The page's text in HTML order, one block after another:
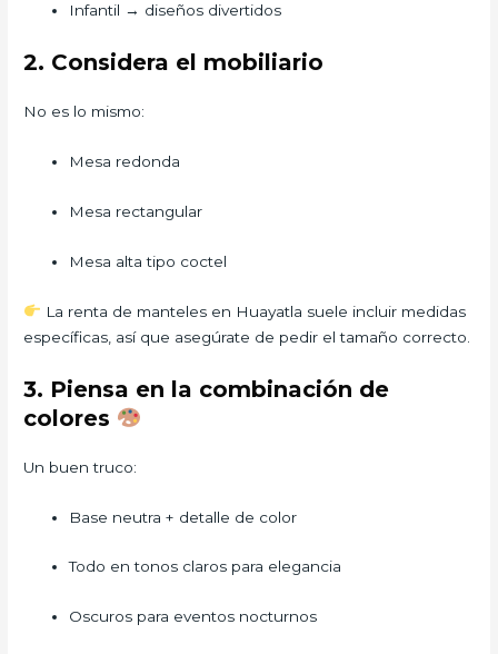
Infantil → diseños divertidos
2. Considera el mobiliario
No es lo mismo:
Mesa redonda
Mesa rectangular
Mesa alta tipo coctel
La renta de manteles en Huayatla suele incluir medidas
específicas, así que asegúrate de pedir el tamaño correcto.
3. Piensa en la combinación de
colores
Un buen truco:
Base neutra + detalle de color
Todo en tonos claros para elegancia
Oscuros para eventos nocturnos